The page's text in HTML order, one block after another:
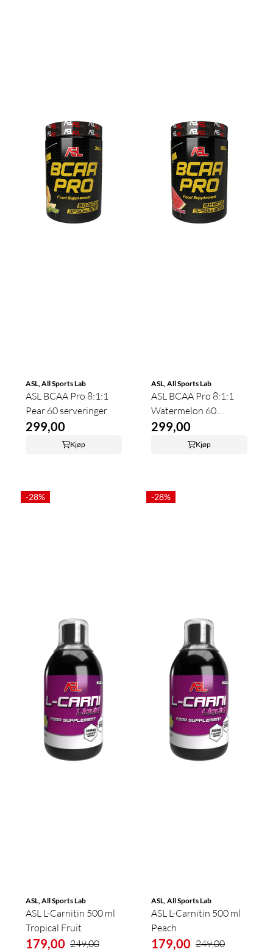
ASL, All Sports Lab
ASL BCAA Pro 8:1:1
Pear 60 serveringer
299,00
Kjøp
ASL, All Sports Lab
ASL BCAA Pro 8:1:1
Watermelon 60
serveringer
299,00
Kjøp
-28%
ASL, All Sports Lab
ASL L-Carnitin 500 ml
Tropical Fruit
179,00 249,00
-28%
ASL, All Sports Lab
ASL L-Carnitin 500 ml
Peach
179,00 249,00